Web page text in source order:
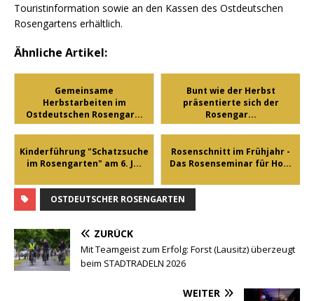
Touristinformation sowie an den Kassen des Ostdeutschen
Rosengartens erhältlich.
Ähnliche Artikel:
Gemeinsame
Herbstarbeiten im
Ostdeutschen Rosengar...
Bunt wie der Herbst
präsentierte sich der
Rosengar...
Kinderführung "Schatzsuche
im Rosengarten" am 6. J...
Rosenschnitt im Frühjahr -
Das Rosenseminar für Ho...
OSTDEUTSCHER ROSENGARTEN
ZURÜCK
Mit Teamgeist zum Erfolg: Forst (Lausitz) überzeugt
beim STADTRADELN 2026
WEITER